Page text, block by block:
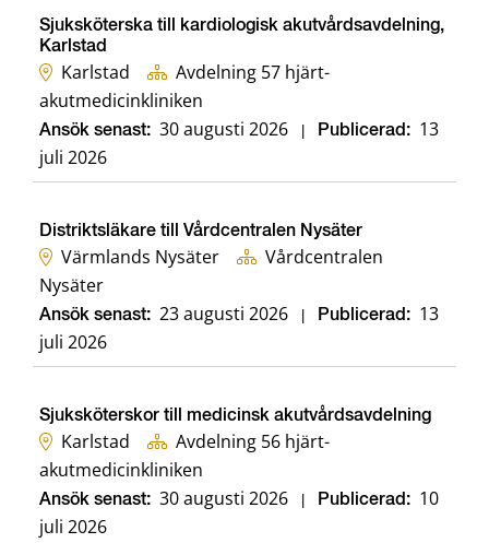
Sjuksköterska till kardiologisk akutvårdsavdelning,
Karlstad
Karlstad
Avdelning 57 hjärt-
akutmedicinkliniken
Ansök senast: 30 augusti 2026 Publicerad: 13
juli 2026
Distriktsläkare till Vårdcentralen Nysäter
Värmlands Nysäter
Vårdcentralen
Nysäter
Ansök senast: 23 augusti 2026 Publicerad: 13
juli 2026
Sjuksköterskor till medicinsk akutvårdsavdelning
Karlstad
Avdelning 56 hjärt-
akutmedicinkliniken
Ansök senast: 30 augusti 2026 Publicerad: 10
juli 2026